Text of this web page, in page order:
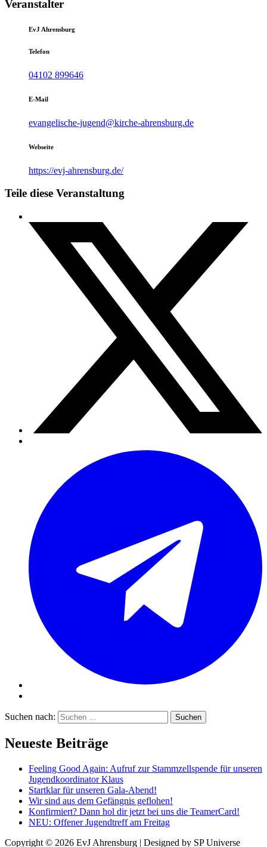
Veranstalter
EvJ Ahrensburg
Telefon
04102 899646
E-Mail
evangelische-jugend@kirche-ahrensburg.de
Webseite
https://evj-ahrensburg.de/
Teile diese Veranstaltung
Suchen nach:
Neueste Beiträge
Feeling Good Again: Aufruf zur Stammzellspende für unseren
Jugendkoordinator Klaus
Startklar für unseren Gala-Abend!
Wir sind aus dem Gefängnis geflohen!
Konfirmiert? Dann hol dir jetzt bei uns die TeamerCard!
NEU: Offener Jugendtreff am Freitag
Copyright © 2026 EvJ Ahrensburg | Designed by SP Universe